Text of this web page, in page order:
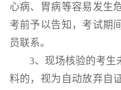
心病、胃病等容易发生
考前予以告知，考试期
员联系。
3、现场核验的考生
料的，视为自动放弃自